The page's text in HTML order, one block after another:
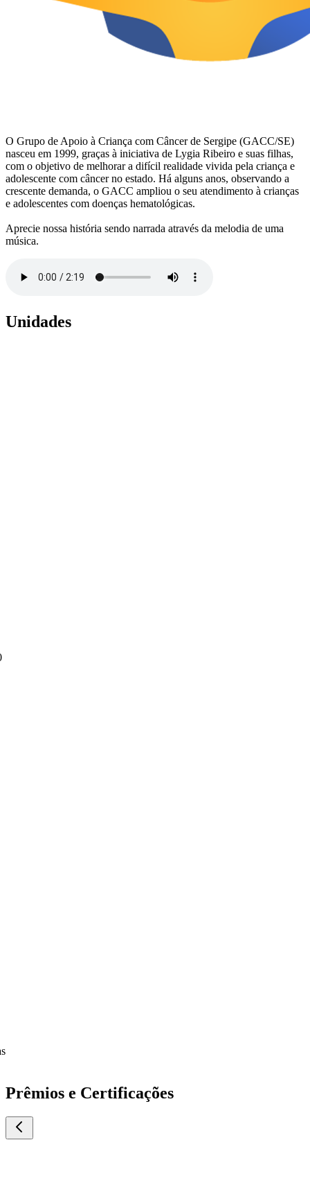
O Grupo de Apoio à Criança com Câncer de Sergipe (GACC/SE)
nasceu em 1999, graças à iniciativa de Lygia Ribeiro e suas filhas,
com o objetivo de melhorar a difícil realidade vivida pela criança e
adolescente com câncer no estado. Há alguns anos, observando a
crescente demanda, o GACC ampliou o seu atendimento à crianças
e adolescentes com doenças hematológicas.
Aprecie nossa história sendo narrada através da melodia de uma
música.
Unidades
Prêmios e Certificações